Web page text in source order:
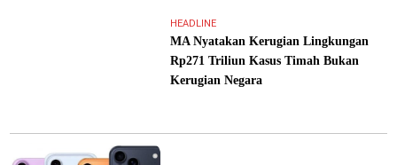
HEADLINE
MA Nyatakan Kerugian Lingkungan
Rp271 Triliun Kasus Timah Bukan
Kerugian Negara